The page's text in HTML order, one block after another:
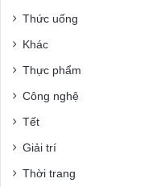
Thức uống
Khác
Thực phẩm
Công nghệ
Tết
Giải trí
Thời trang